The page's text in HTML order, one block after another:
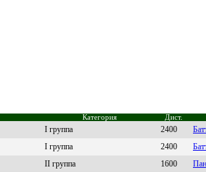
Категория Дист.
I группа 2400
I группа 2400
II группа 1600